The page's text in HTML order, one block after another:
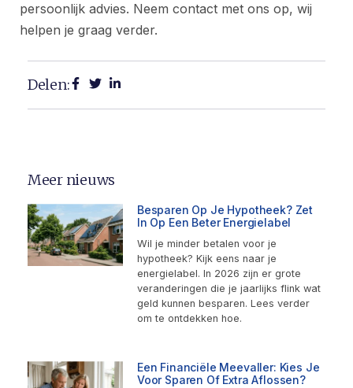
persoonlijk advies. Neem contact met ons op, wij
helpen je graag verder.
Delen:
Meer nieuws
Besparen Op Je Hypotheek? Zet
In Op Een Beter Energielabel
Wil je minder betalen voor je
hypotheek? Kijk eens naar je
energielabel. In 2026 zijn er grote
veranderingen die je jaarlijks flink wat
geld kunnen besparen. Lees verder
om te ontdekken hoe.
Een Financiële Meevaller: Kies Je
Voor Sparen Of Extra Aflossen?